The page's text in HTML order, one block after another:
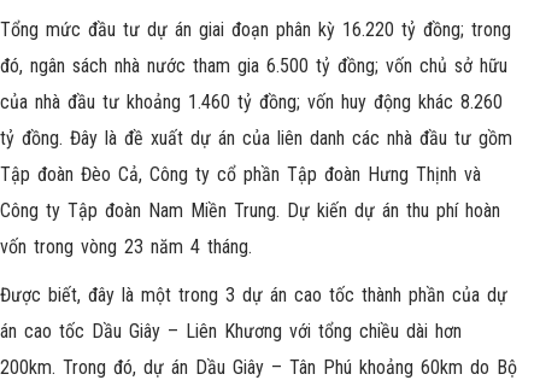
Tổng mức đầu tư dự án giai đoạn phân kỳ 16.220 tỷ đồng; trong
đó, ngân sách nhà nước tham gia 6.500 tỷ đồng; vốn chủ sở hữu
của nhà đầu tư khoảng 1.460 tỷ đồng; vốn huy động khác 8.260
tỷ đồng. Đây là đề xuất dự án của liên danh các nhà đầu tư gồm
Tập đoàn Đèo Cả, Công ty cổ phần Tập đoàn Hưng Thịnh và
Công ty Tập đoàn Nam Miền Trung. Dự kiến dự án thu phí hoàn
vốn trong vòng 23 năm 4 tháng.
Được biết, đây là một trong 3 dự án cao tốc thành phần của dự
án cao tốc Dầu Giây – Liên Khương với tổng chiều dài hơn
200km. Trong đó, dự án Dầu Giây – Tân Phú khoảng 60km do Bộ